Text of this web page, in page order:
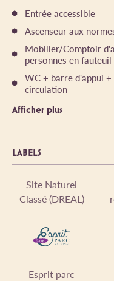
Entrée accessible
Ascenseur aux
Mobilier/Comptoir
personnes en
WC + barre d'appui +
circulation
Afficher plus
LABELS
Site Naturel
Classé (DREAL)
Esprit parc